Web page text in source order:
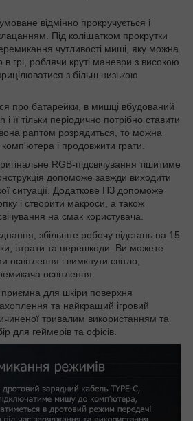
відмінно прокручується і
Під коліщатком прокрутки
чутливості миші, яку можна
грі, роблячи круті маневри з високою
з більш низькою
про батарейки, в мишці вбудований
її тільки періодично потрібно ставити
раптом розрядиться, то можна
комп'ютера і продовжити грати.
RGB-підсвічування тішитиме
допоможе завжди виходити
ситуації. Додаткове ПЗ допоможе
і створити макроси, а також
на смак користувача.
збільште робочу відстань на 15
втрати та перешкоди. Ви можете
освітлення і вимкнути світло,
освітлення.
приємна для шкіри поверхня
та найкращий ігровий
тривалим використанням та
для геймерів та офісів.